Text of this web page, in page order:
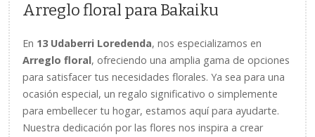
Arreglo floral para Bakaiku
En 13 Udaberri Loredenda, nos especializamos en
Arreglo floral, ofreciendo una amplia gama de opciones
para satisfacer tus necesidades florales. Ya sea para una
ocasión especial, un regalo significativo o simplemente
para embellecer tu hogar, estamos aquí para ayudarte.
Nuestra dedicación por las flores nos inspira a crear